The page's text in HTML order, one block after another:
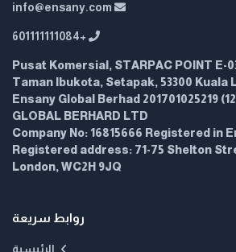
info@ensany.com
+601111111084
Pusat Komersial, STARPAC POINT E-
Taman Ibukota, Setapak, 53300 Kuala
Ensany Global Berhad 201701025219
GLOBAL BERHARD LTD
Company No: 16815666 Registered in
Registered address: 71-75 Shelton
London, WC2H 9JQ
روابط سريعة
الرئيسية